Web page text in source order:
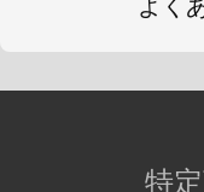
ます。また
よく
特